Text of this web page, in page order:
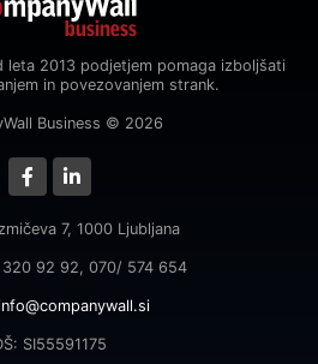
leta 2013 podjetjem pomaga izboljšati
in povezovanjem strank.
Business © 2026
7, 1000 Ljubljana
320 92 92, 070/ 574 654
SI55591175